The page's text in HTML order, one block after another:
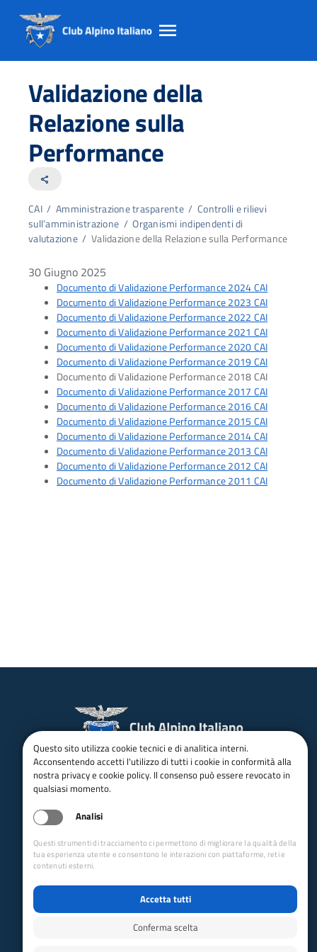
Salta
contento
principale
Salta
Salta
Validazione della
Relazione sulla
Performance
share
CAI/ Amministrazione trasparente/ Controlli e rilievi
sull’amministrazione /Organismi indipendenti di
valutazione/ Validazione della Relazione sulla Performance
30 Giugno 2025
Documento di Validazione Performance 2024 CAI
Documento di Validazione Performance 2023 CAI
Documento di Validazione Performance 2022 CAI
Documento di Validazione Performance 2021 CAI
Documento di Validazione Performance 2020 CAI
Documento di Validazione Performance 2019 CAI
Documento di Validazione Performance 2018 CAI
Documento di Validazione Performance 2017 CAI
Documento di Validazione Performance 2016 CAI
Documento di Validazione Performance 2015 CAI
Documento di Validazione Performance 2014 CAI
Documento di Validazione Performance 2013 CAI
Documento di Validazione Performance 2012 CAI
Documento di Validazione Performance 2011 CAI
email:Info@cai.it pec:cai@pec.cai.it
Tel.02 2057231
seguici su
Trasparenza
Amministrazione trasparente
Albo pretorio online
Questo sito utilizza cookie tecnici e di analitica interni.
Acconsentendo accetti l'utilizzo di tutti i cookie in conformità alla
nostra privacy e cookie policy. Il consenso può essere revocato in
qualsiasi momento.
Analisi
Questi strumenti di tracciamento ci permettono di migliorare la qualità della
tua esperienza utente e consentono le interazioni con piattaforme, reti e
contenuti esterni.
Accetta tutti
Conferma scelta